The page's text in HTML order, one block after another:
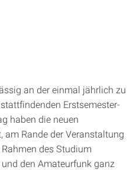
an der einmal jährlich zu
Erstsemester-
haben die neuen
am Rande der Veranstaltung
des Studium
den Amateurfunk ganz